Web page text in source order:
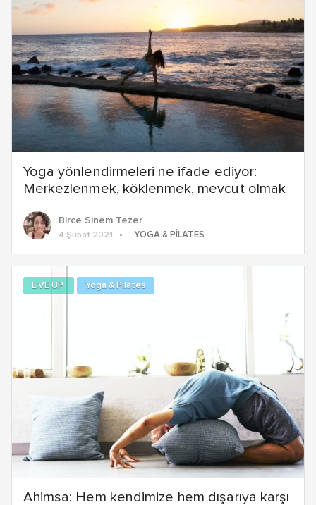
Yoga yönlendirmeleri ne ifade ediyor:
Merkezlenmek, köklenmek, mevcut olmak
Birce Sinem Tezer
4 Şubat 2021 YOGA & PILATES
Ahimsa: Hem kendimize hem dışarıya karşı
LIVE UP Yoga & Pilates